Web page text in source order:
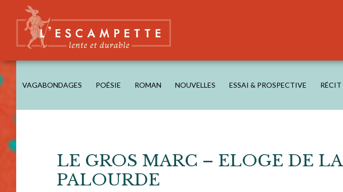
content
secondary
navigation
primary
sidebar
L'ESCAMPETTE
éditions lentes & durables
VAGABONDAGES POÉSIE ROMAN NOUVELLES ESSAI & PROSPECTIVE RÉCIT
LE GROS MARC – ELOGE DE LA
PALOURDE